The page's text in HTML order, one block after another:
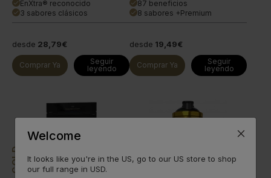
done EnXtra® reconocido
done 3 sabores clásicos
desde 28,79€
Comprar Ya
Seguir
leyendo
done 87 beneficios
done 8 sabores +Premium
desde 19,49€
Comprar Ya
Seguir
leyendo
GOLD Innovation
Welcome
It looks like you're in the US, go to our US store to shop
our full range in USD.